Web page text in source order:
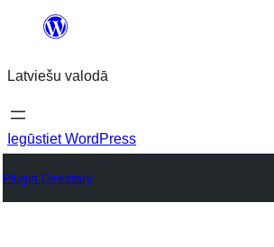
Pāriet
saturu
Latviešu valodā
Iegūstiet WordPress
Plugin Directory